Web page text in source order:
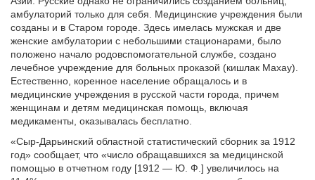
амбулаторий только для себя. Медицинские учреждения были
созданы и в Старом городе. Здесь имелась мужская и две
женские амбулатории с небольшими стационарами, было
положено начало родовспомогательной службе, создано
лечебное учреждение для больных проказой (кишлак Махау).
Естественно, коренное население обращалось и в
медицинские учреждения в русской части города, причем
женщинам и детям медицинская помощь, включая
медикаменты, оказывалась бесплатно.
«Сыр-Дарьинский областной статистический сборник за 1912
год» сообщает, что «число обращавшихся за медицинской
помощью в отчетном году [1912 — Ю. Ф.] увеличилось на